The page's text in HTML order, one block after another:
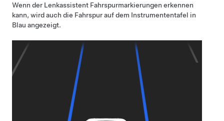
Wenn der Lenkassistent Fahrspurmarkierungen erkennen
kann, wird auch die Fahrspur auf dem Instrumententafel in
Blau angezeigt.